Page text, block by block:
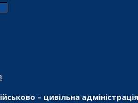
– цивільна адміністрація